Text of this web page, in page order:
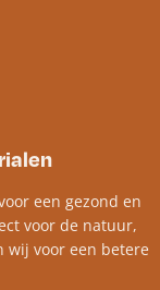
een gezond en
voor de natuur,
wij voor een betere